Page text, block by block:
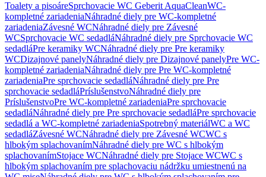
Toalety a pisoáreSprchovacie WC Geberit AquaCleanWC-
kompletné zariadeniaNáhradné diely pre WC-kompletné
zariadeniaZávesné WCNáhradné diely pre Závesné
WCSprchovacie WC sedadláNáhradné diely pre Sprchovacie WC
sedadláPre keramiky WCNáhradné diely pre Pre keramiky
WCDizajnové panelyNáhradné diely pre Dizajnové panelyPre WC-
kompletné zariadeniaNáhradné diely pre Pre WC-kompletné
zariadeniaPre sprchovacie sedadláNáhradné diely pre Pre
sprchovacie sedadláPríslušenstvoNáhradné diely pre
PríslušenstvoPre WC-kompletné zariadeniaPre sprchovacie
sedadláNáhradné diely pre Pre sprchovacie sedadláPre sprchovacie
sedadlá a WC-kompletné zariadeniaSpotrebný materiálWC a WC
sedadláZávesné WCNáhradné diely pre Závesné WCWC s
hlbokým splachovanímNáhradné diely pre WC s hlbokým
splachovanímStojace WCNáhradné diely pre Stojace WCWC s
hlbokým splachovaním pre splachovaciu nádržku umiestnenú na